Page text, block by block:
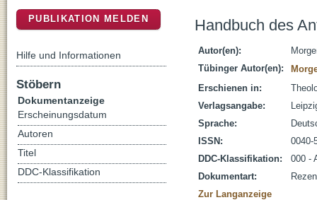
Handbuch des
Autor(en):
Tübinger Autor(en):
Erschienen in:
Verlagsangabe:
Sprache:
ISSN:
0040-
DDC-Klassifikation:
000 -
Dokumentart:
Zur Langanzeige
PUBLIKATION MELDEN
Hilfe und Informationen
Stöbern
Dokumentanzeige
Erscheinungsdatum
Autoren
Titel
DDC-Klassifikation